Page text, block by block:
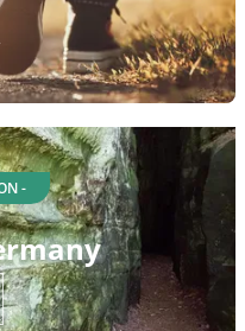
-